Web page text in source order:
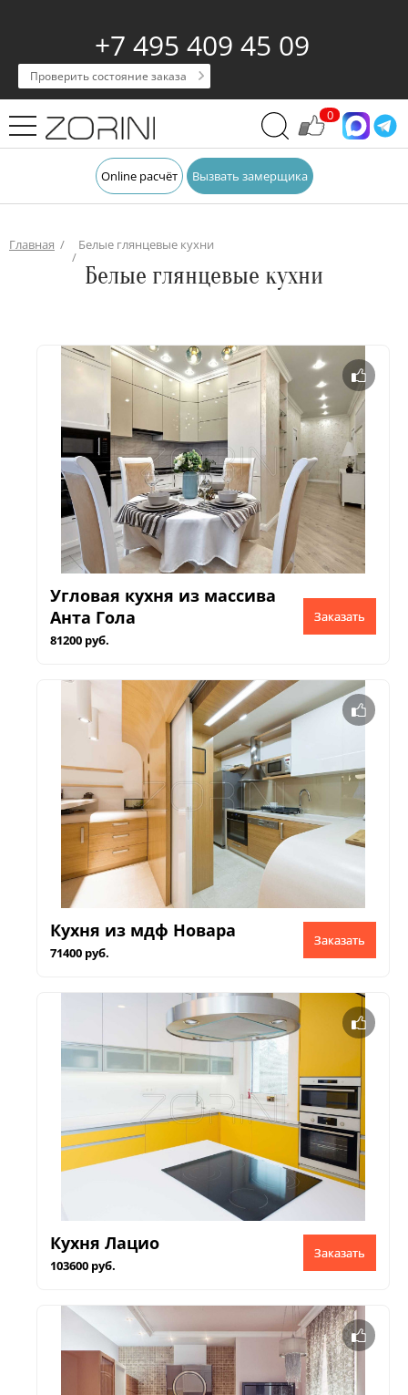
+7 495 409 45 09
Проверить состояние заказа
0
Online расчёт Вызвать замерщика
Главная Белые глянцевые кухни
Белые глянцевые кухни
Угловая кухня из массива
Анта Гола
81200 руб.
Заказать
Кухня из мдф Новара
71400 руб.
Заказать
Кухня Лацио
103600 руб.
Заказать